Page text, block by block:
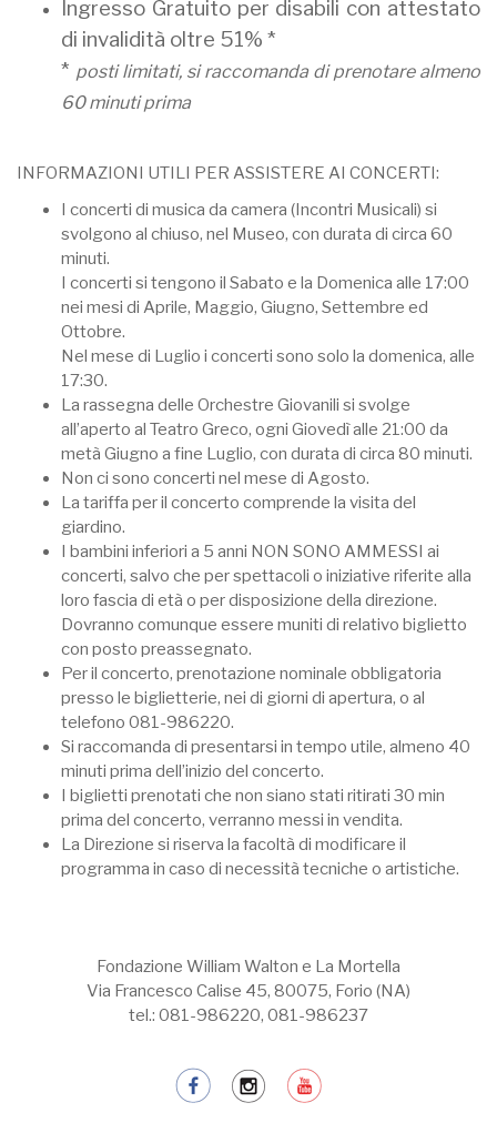
Ingresso Gratuito per disabili con attestato
di invalidità oltre 51% *
* posti limitati, si raccomanda di prenotare almeno
60 minuti prima
INFORMAZIONI UTILI PER ASSISTERE AI CONCERTI:
I concerti di musica da camera (Incontri Musicali) si
svolgono al chiuso, nel Museo, con durata di circa 60
minuti.
I concerti si tengono il Sabato e la Domenica alle 17:00
nei mesi di Aprile, Maggio, Giugno, Settembre ed
Ottobre.
Nel mese di Luglio i concerti sono solo la domenica, alle
17:30.
La rassegna delle Orchestre Giovanili si svolge
all’aperto al Teatro Greco, ogni Giovedì alle 21:00 da
metà Giugno a fine Luglio, con durata di circa 80 minuti.
Non ci sono concerti nel mese di Agosto.
La tariffa per il concerto comprende la visita del
giardino.
I bambini inferiori a 5 anni NON SONO AMMESSI ai
concerti, salvo che per spettacoli o iniziative riferite alla
loro fascia di età o per disposizione della direzione.
Dovranno comunque essere muniti di relativo biglietto
con posto preassegnato.
Per il concerto, prenotazione nominale obbligatoria
presso le biglietterie, nei di giorni di apertura, o al
telefono 081-986220.
Si raccomanda di presentarsi in tempo utile, almeno 40
minuti prima dell’inizio del concerto.
I biglietti prenotati che non siano stati ritirati 30 min
prima del concerto, verranno messi in vendita.
La Direzione si riserva la facoltà di modificare il
programma in caso di necessità tecniche o artistiche.
Fondazione William Walton e La Mortella
Via Francesco Calise 45, 80075, Forio (NA)
tel.: 081-986220, 081-986237